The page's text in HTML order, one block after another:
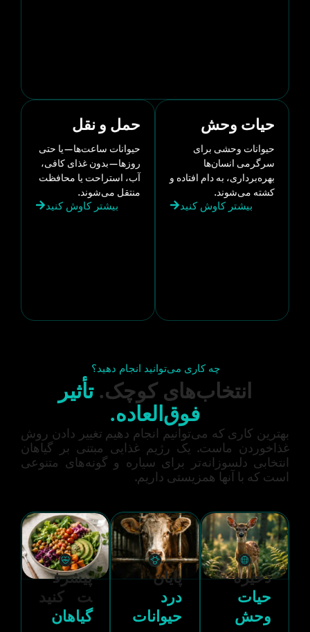
حیات وحش
حیوانات وحشی برای
سرگرمی انسان‌ها
بهره‌برداری، به دام افتاده و
کشته می‌شوند.
بیشتر کاوش کنید
حمل و نقل
حیوانات ساعت‌ها—یا حتی
روزها—بدون غذای کافی،
آب، استراحت یا محافظت
منتقل می‌شوند.
بیشتر کاوش کنید
چه کاری می‌توانید انجام دهید؟
انتخاب‌های کوچک.تأثیر
فوق‌العاده.
بهترین کاری که می‌توانیم انجام دهیم تغییر دادن روش
غذاخوردن ماست. یک رژیم غذایی مبتنی بر گیاهان
انتخابی دلسوزانه‌تر برای سیاره و گونه‌های متنوعی
است که با آنها همزیستی داریم.
ذخیره
حیات
وحش
پایان
درد
حیوانات
پیشرف
ت کنید
گیاهان